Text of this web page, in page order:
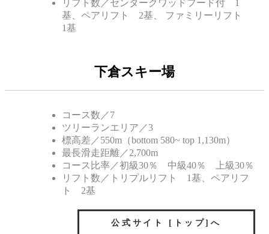
リフト数／センタークワッドフード付 1
基、ペアリフト 2基、 ファミリーリフト
1基
下倉スキー場
コース数／7
ツリーランエリア／3
標高差／550m（bottom 580~ top 1,130m）
最長滑走距離／2,700m
コース比率／初級30％ 中級40％ 上級30％
リフト数／トリプルリフト 1基、ペアリフ
ト 2基
公式サイト [トップ]へ